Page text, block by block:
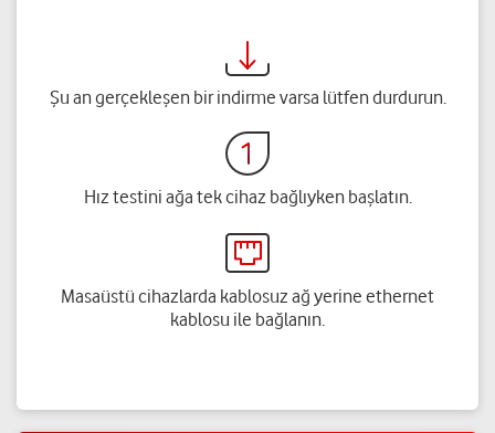
Şu an gerçekleşen bir indirme varsa lütfen durdurun.
Hız testini ağa tek cihaz bağlıyken başlatın.
Masaüstü cihazlarda kablosuz ağ yerine ethernet
kablosu ile bağlanın.